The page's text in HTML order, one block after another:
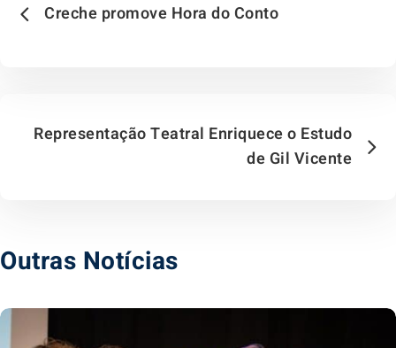
Creche promove Hora do Conto
Representação Teatral Enriquece o Estudo
de Gil Vicente
Outras Notícias